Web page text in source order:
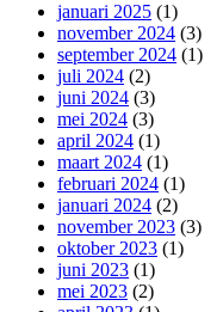
januari 2025 (1)
november 2024 (3)
september 2024 (1)
juli 2024 (2)
juni 2024 (3)
mei 2024 (3)
april 2024 (1)
maart 2024 (1)
februari 2024 (1)
januari 2024 (2)
november 2023 (3)
oktober 2023 (1)
juni 2023 (1)
mei 2023 (2)